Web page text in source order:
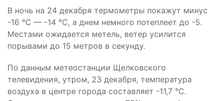
В ночь на 24 декабря термометры покажут минус
-16 °C — -14 °C, а днем немного потеплеет до -5.
Местами ожидается метель, ветер усилится
порывами до 15 метров в секунду.
По данным метеостанции Щелковского
телевидения, утром, 23 декабря, температура
воздуха в центре города составляет -11,7 °C.